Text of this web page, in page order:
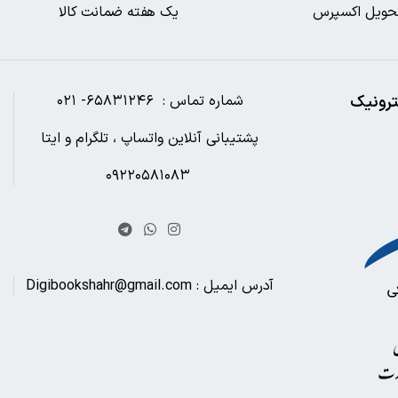
اکسپرس یک هفته ضمانت کالا
شماره تماس : ۶۵۸۳۱۲۴۶- ۰۲۱
پشتیبانی آنلاین واتساپ ، تلگرام و ایتا
آدرس ایمیل : Digibookshahr@gmail.com